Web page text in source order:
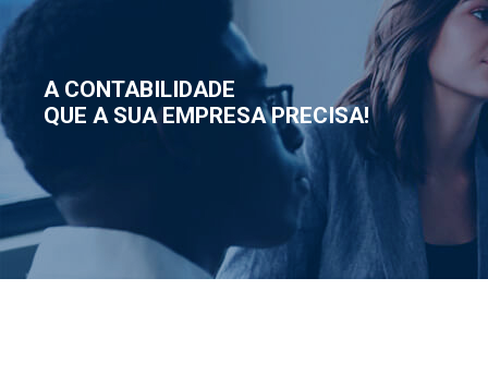
A CONTABILIDADE
QUE A SUA EMPRESA PRECISA!